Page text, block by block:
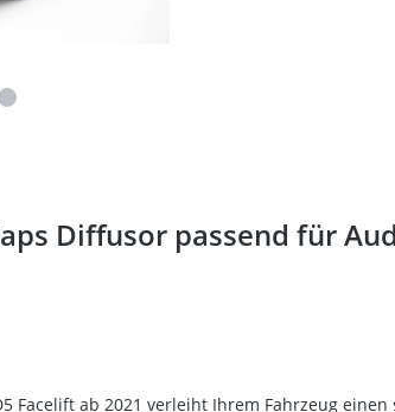
Diffusor passend für
Facelift ab 2021 verleiht Ihrem Fahrzeug